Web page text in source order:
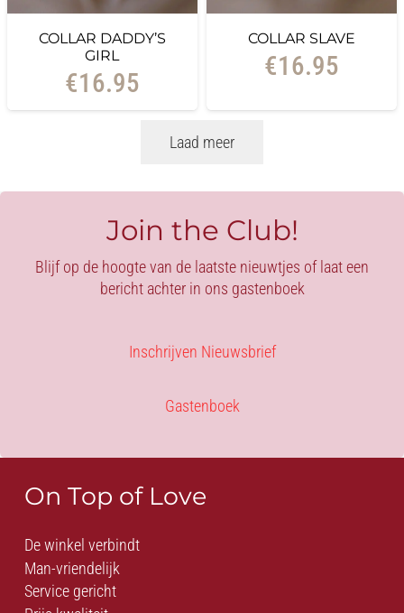
COLLAR DADDY’S
GIRL
€16.95
COLLAR SLAVE
€16.95
Laad meer
Join the Club!
Blijf op de hoogte van de laatste nieuwtjes of laat een
bericht achter in ons gastenboek
Inschrijven Nieuwsbrief
Gastenboek
On Top of Love
De winkel verbindt
Man-vriendelijk
Service gericht